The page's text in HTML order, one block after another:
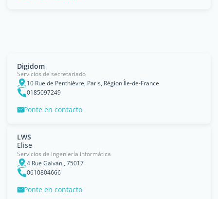
Digidom
Servicios de secretariado
10 Rue de Penthièvre, Paris, Région Île-de-France
0185097249
Ponte en contacto
LWS
Elise
Servicios de ingeniería informática
4 Rue Galvani, 75017
0610804666
Ponte en contacto